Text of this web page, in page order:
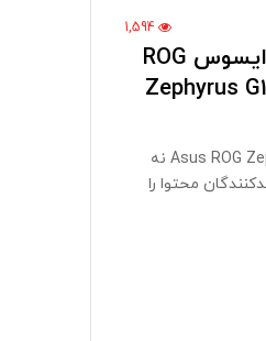
1,594
بررسی لپ تاپ گیمینگ ایسوس ROG
Zephyrus
نیروگاه کوچک و شیک. Asus ROG Zephyrus G14 نه
محتوا را